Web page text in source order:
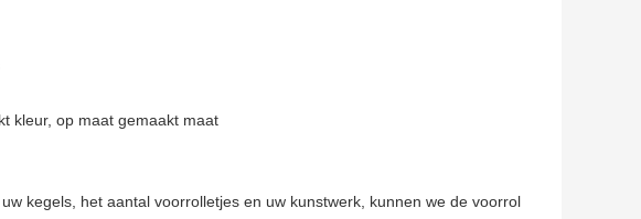
kleur, op maat gemaakt maat
kegels, het aantal voorrolletjes en uw kunstwerk, kunnen we de voorrol